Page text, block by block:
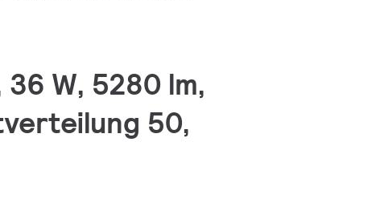
W, 5280 lm,
50,